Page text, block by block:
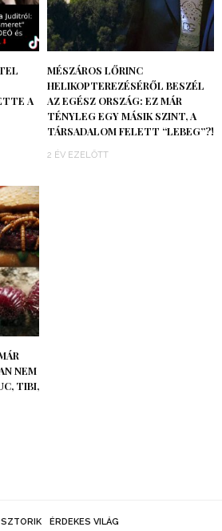
A
MÉSZÁROS LŐRINC
HELIKOPTEREZÉSÉRŐL BESZÉL
AZ EGÉSZ ORSZÁG: EZ MÁR
TÉNYLEG EGY MÁSIK SZINT, A
TÁRSADALOM FELETT “LEBEG”?!
2 ÉV EZELŐTT
NEM
TIBI,
ÉRDEKES VILÁG